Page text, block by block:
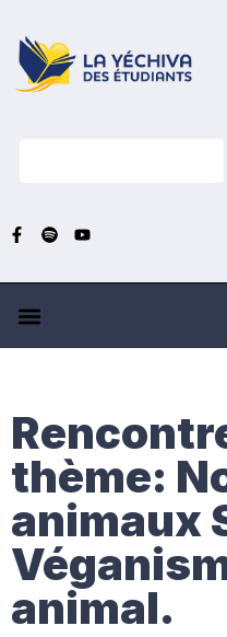
thème:
animaux
animal.